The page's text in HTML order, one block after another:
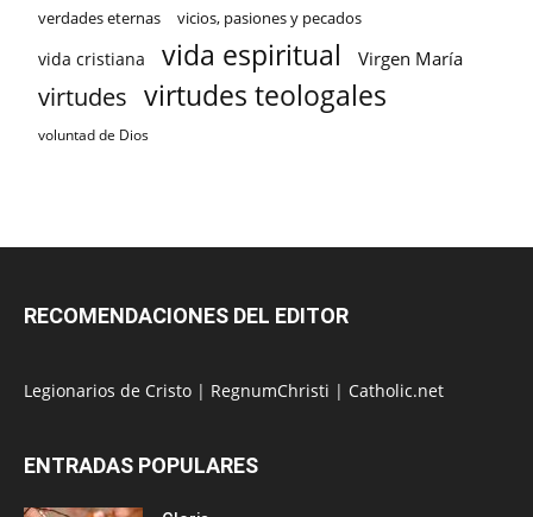
verdades eternas vicios, pasiones y pecados
vida cristiana vida espiritual Virgen María
virtudes virtudes teologales
voluntad de Dios
RECOMENDACIONES DEL EDITOR
Legionarios de Cristo | RegnumChristi | Catholic.net
ENTRADAS POPULARES